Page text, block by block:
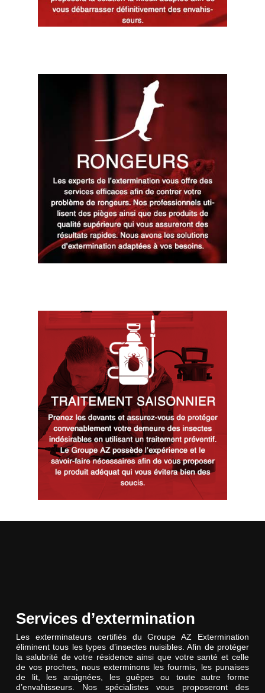
Services d’extermination
Les exterminateurs certifiés du Groupe AZ Extermination
éliminent tous les types d’insectes nuisibles. Afin de protéger
la salubrité de votre résidence ainsi que votre santé et celle
de vos proches, nous exterminons les fourmis, les punaises
de lit, les araignées, les guêpes ou toute autre forme
d’envahisseurs. Nos spécialistes vous proposeront des